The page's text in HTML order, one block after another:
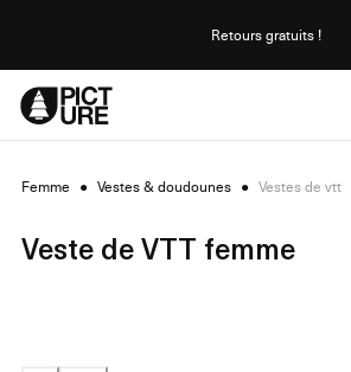
Retours gratuits !
Femme ● Vestes & doudounes ● Vestes de vtt
Veste de VTT femme